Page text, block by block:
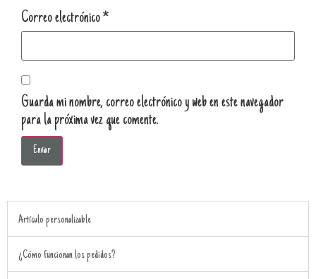
Correo electrónico*
Guarda mi nombre, correo electrónico y web en este navegador
para la próxima vez que comente.
Artículo personalizable
¿Cómo funcionan los pedidos?